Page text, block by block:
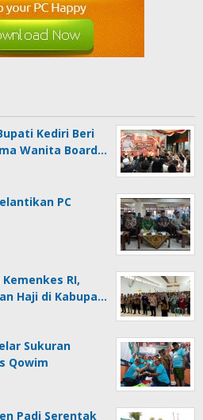
Kediri Beri
Wanita Board…
PC
Kemenkes RI,
Haji di Kabupa…
Sukuran
Qowim
Padi Serentak